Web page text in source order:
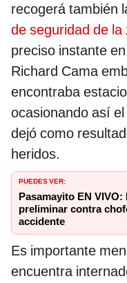
recogerá también
de seguridad de la
preciso instante
Richard Cama
encontraba
ocasionando así el
dejó como
heridos.
PUEDES VER:
Pasamayito EN
preliminar contra
accidente
Es importante
encuentra